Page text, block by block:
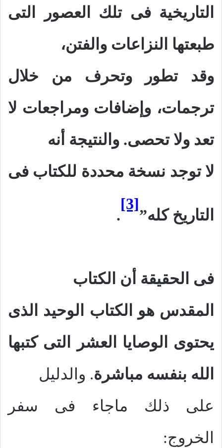
التاريخية فى تلك العصور التى
طبعتها النزاعات والفتن،
وقد تطور وتحرف من خلال
ترجمات، وإضافات ومراجعات لا
تعد ولا تحصى. والنتيجة أنه
لا توجد نسخة محددة للكتاب فى
التاريخ كله”
[3]
.
فى الحقيقة أن الكتاب
المقدس هو الكتاب الوحيد الذى
يحتوى الوصايا العشر التى كتبها
الله بنفسه مباشرة. والدليل
على ذلك ماجاء فى سفر
الخروج: